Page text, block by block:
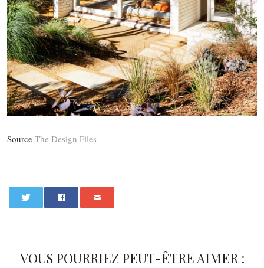
Source The Design Files
VOUS POURRIEZ PEUT-ÊTRE AIMER :